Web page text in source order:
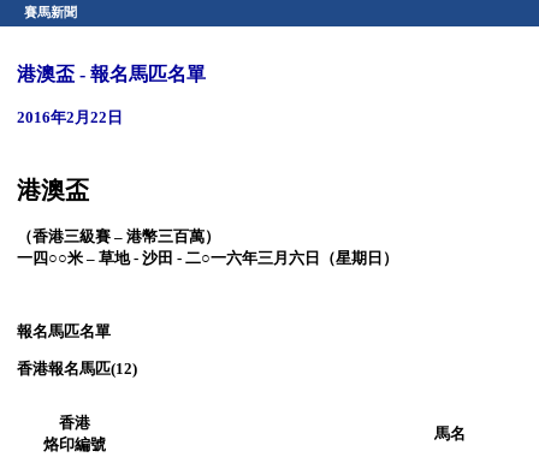
賽馬新聞
港澳盃 - 報名馬匹名單
2016年2月22日
港澳盃
（香港三級賽 – 港幣三百萬）
一四○○米 – 草地- 沙田 - 二○一六年三月六日（星期日）
報名馬匹名單
香港報名馬匹(12)
香港
烙印編號
馬名